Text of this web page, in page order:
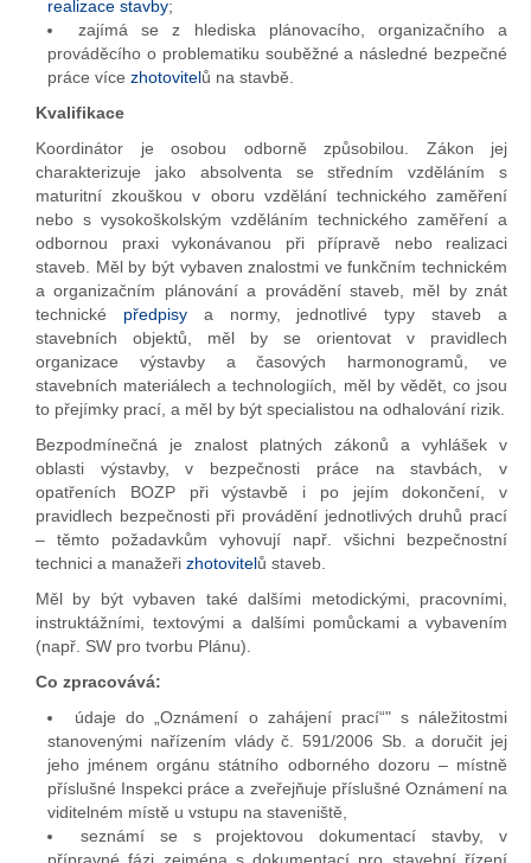
realizace stavby;
zajímá se z hlediska plánovacího, organizačního a
prováděcího o problematiku souběžné a následné bezpečné
práce více zhotovitelů na stavbě.
Kvalifikace
Koordinátor je osobou odborně způsobilou. Zákon jej
charakterizuje jako absolventa se středním vzděláním s
maturitní zkouškou v oboru vzdělání technického zaměření
nebo s vysokoškolským vzděláním technického zaměření a
odbornou praxi vykonávanou při přípravě nebo realizaci
staveb. Měl by být vybaven znalostmi ve funkčním technickém
a organizačním plánování a provádění staveb, měl by znát
technické předpisya normy, jednotlivé typy staveb a
stavebních objektů, měl by se orientovat v pravidlech
organizace výstavby a časových harmonogramů, ve
stavebních materiálech a technologiích, měl by vědět, co jsou
to přejímky prací, a měl by být specialistou na odhalování rizik.
Bezpodmínečná je znalost platných zákonů a vyhlášek v
oblasti výstavby, v bezpečnosti práce na stavbách, v
opatřeních BOZP při výstavbě i po jejím dokončení, v
pravidlech bezpečnosti při provádění jednotlivých druhů prací
– těmto požadavkům vyhovují např. všichni bezpečnostní
technici a manažeři zhotovitelů staveb.
Měl by být vybaven také dalšími metodickými, pracovními,
instruktážními, textovými a dalšími pomůckami a vybavením
(např. SW pro tvorbu Plánu).
Co zpracovává:
údaje do „Oznámení o zahájení prací“" s náležitostmi
stanovenými nařízením vlády č. 591/2006 Sb. a doručit jej
jeho jménem orgánu státního odborného dozoru – místně
příslušné Inspekci práce a zveřejňuje příslušné Oznámení na
viditelném místě u vstupu na staveniště,
seznámí se s projektovou dokumentací stavby, v